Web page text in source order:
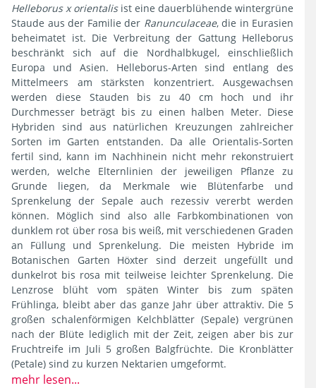
Helleborus x orientalisist eine dauerblühende wintergrüne
Staude aus der Familie der Ranunculaceae, die in Eurasien
beheimatet ist. Die Verbreitung der Gattung Helleborus
beschränkt sich auf die Nordhalbkugel, einschließlich
Europa und Asien. Helleborus-Arten sind entlang des
Mittelmeers am stärksten konzentriert. Ausgewachsen
werden diese Stauden bis zu 40 cm hoch und ihr
Durchmesser beträgt bis zu einen halben Meter. Diese
Hybriden sind aus natürlichen Kreuzungen zahlreicher
Sorten im Garten entstanden. Da alle Orientalis-Sorten
fertil sind, kann im Nachhinein nicht mehr rekonstruiert
werden, welche Elternlinien der jeweiligen Pflanze zu
Grunde liegen, da Merkmale wie Blütenfarbe und
Sprenkelung der Sepale auch rezessiv vererbt werden
können. Möglich sind also alle Farbkombinationen von
dunklem rot über rosa bis weiß, mit verschiedenen Graden
an Füllung und Sprenkelung. Die meisten Hybride im
Botanischen Garten Höxter sind derzeit ungefüllt und
dunkelrot bis rosa mit teilweise leichter Sprenkelung. Die
Lenzrose blüht vom späten Winter bis zum späten
Frühlinga, bleibt aber das ganze Jahr über attraktiv. Die 5
großen schalenförmigen Kelchblätter (Sepale) vergrünen
nach der Blüte lediglich mit der Zeit, zeigen aber bis zur
Fruchtreife im Juli 5 großen Balgfrüchte. Die Kronblätter
(Petale) sind zu kurzen Nektarien umgeformt.
mehr lesen...